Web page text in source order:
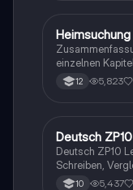
Deutsch
einzelnen
tabellarisch. Im
12 5,823
Deutsch
Deutsch
Deutsch ZP10
Schreiben,
Sachtexte/
10 5,437